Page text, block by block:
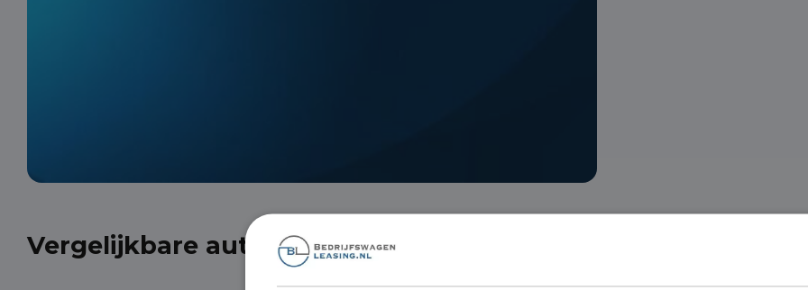
Vergelijkbare auto's uit onze voorraad